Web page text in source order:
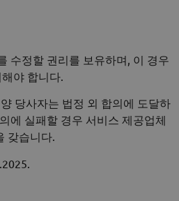
수정할 권리를 보유하며, 이 경우
야 합니다.
당사자는 법정 외 합의에 도달하
에 실패할 경우 서비스 제공업체
갖습니다.